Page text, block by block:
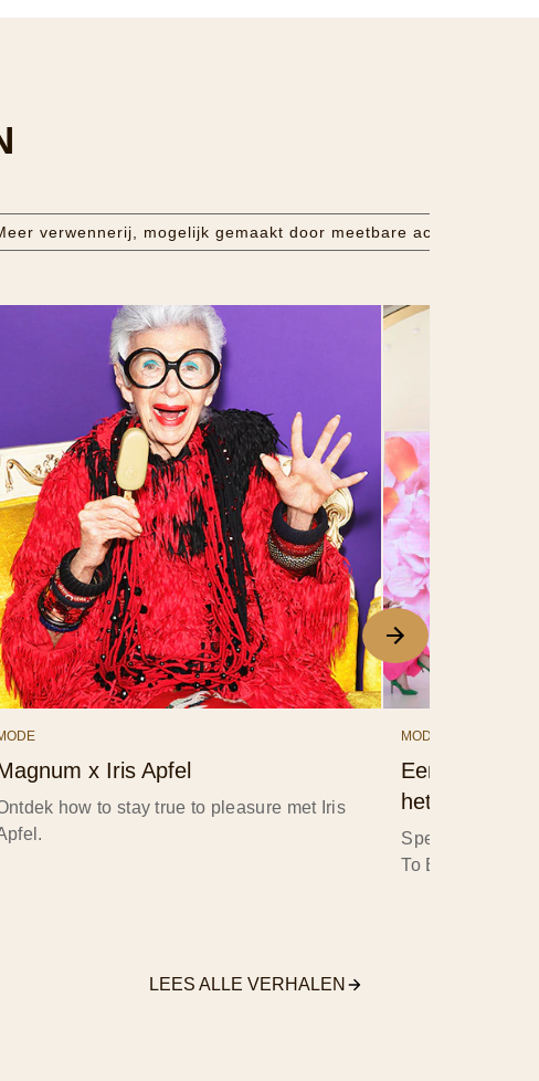
verwennerij, mogelijk gemaakt door meetbare acties
x Iris Apfel
how to stay true to pleasure met Iris
LEES ALLE VERHALEN
MODE
Een
het festival in
Speciale gasten
To Be True To